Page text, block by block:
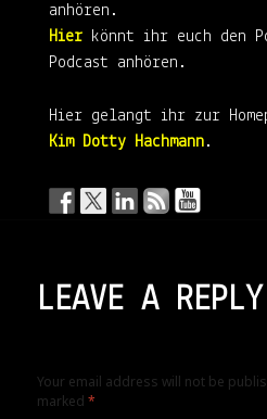
anhören.
Hierkönnt ihr euch den
Podcast anhören.
Hier gelangt ihr zur
Kim Dotty Hachmann.
LEAVE A REPLY
Your email address will not be
marked*